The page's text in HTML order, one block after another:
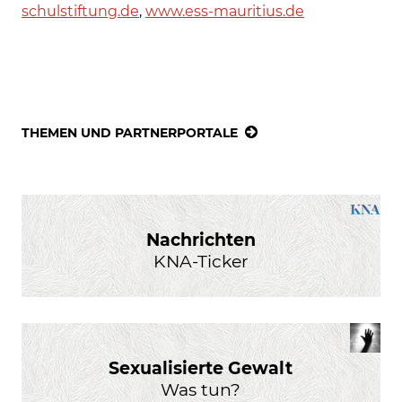
schulstiftung.de, www.ess-mauritius.de
THEMEN UND PARTNERPORTALE
Nachrichten
KNA-Ticker
Sexualisierte Gewalt
Was tun?